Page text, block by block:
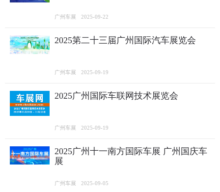
广州车展 2025-09-22
2025第二十三届广州国际汽车展览会
广州车展 2025-09-19
2025广州国际车联网技术展览会
广州车展 2025-09-19
2025广州十一南方国际车展 广州国庆车
展
广州车展 2025-09-05